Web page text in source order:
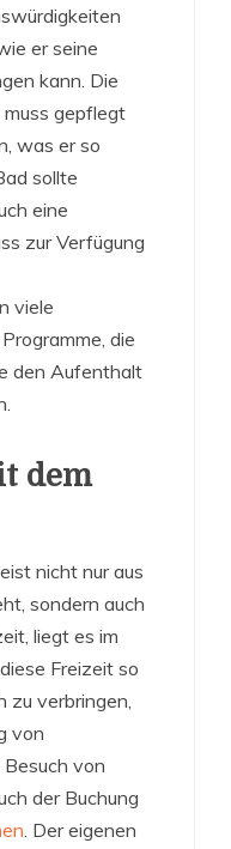
er seine
kann. Die
gepflegt
was er so
sollte
eine
zur Verfügung
viele
die
den Aufenthalt
dem
nicht nur aus
sondern auch
liegt es im
Freizeit so
zu verbringen,
von
von
der Buchung
. Der eigenen